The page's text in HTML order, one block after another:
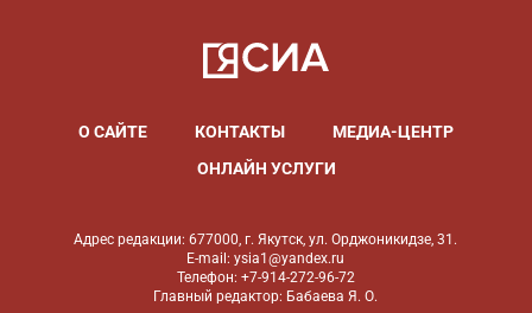
О САЙТЕ КОНТАКТЫ
МЕДИА-ЦЕНТР
ОНЛАЙН УСЛУГИ
Адрес редакции: 677000, г. Якутск, ул. Орджоникидзе, 31.
E-mail: ysia1@yandex.ru
Телефон: +7-914-272-96-72
Главный редактор: Бабаева Я. О.